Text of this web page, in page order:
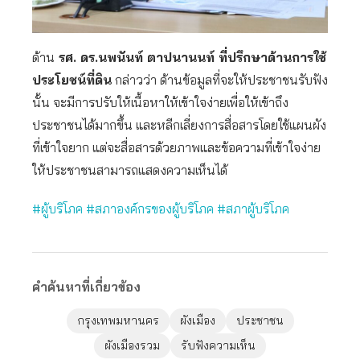
ด้าน รศ. ดร.นพนันท์ ตาปนานนท์ ที่ปรึกษาด้านการใช้
ประโยชน์ที่ดิน กล่าวว่า ด้านข้อมูลที่จะให้ประชาชนรับฟัง
นั้น จะมีการปรับให้เนื้อหาให้เข้าใจง่ายเพื่อให้เข้าถึง
ประชาชนได้มากขึ้น และหลีกเลี่ยงการสื่อสารโดยใช้แผนผัง
ที่เข้าใจยาก แต่จะสื่อสารด้วยภาพและข้อความที่เข้าใจง่าย
ให้ประชาชนสามารถแสดงความเห็นได้
#ผู้บริโภค #สภาองค์กรของผู้บริโภค #สภาผู้บริโภค
คำค้นหาที่เกี่ยวข้อง
กรุงเทพมหานคร ผังเมือง
ประชาชน
ผังเมืองรวม
รับฟังความเห็น